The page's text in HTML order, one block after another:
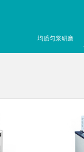
均质匀浆研磨